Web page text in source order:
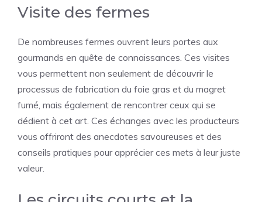
Visite des fermes
De nombreuses fermes ouvrent leurs portes aux
gourmands en quête de connaissances. Ces visites
vous permettent non seulement de découvrir le
processus de fabrication du foie gras et du magret
fumé, mais également de rencontrer ceux qui se
dédient à cet art. Ces échanges avec les producteurs
vous offriront des anecdotes savoureuses et des
conseils pratiques pour apprécier ces mets à leur juste
valeur.